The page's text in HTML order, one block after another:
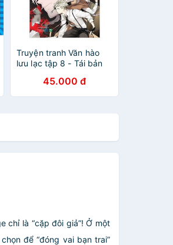
Truyện tranh Văn hào
lưu lạc tập 8 - Tái bản
45.000 đ
chỉ là “cặp đôi giả”! Ở một
để “đóng vai bạn trai”